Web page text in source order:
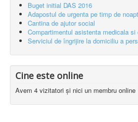
Buget initial DAS 2016
Adapostul de urgenta pe timp de
Cantina de ajutor social
Compartimentul asistenta medicala si
Serviciul de îngrijire la domiciliu a
Cine este online
Avem 4 vizitatori și nici un membru online